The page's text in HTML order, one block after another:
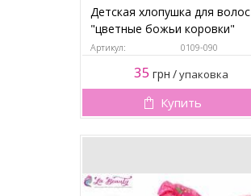
Детская хлопушка для волос
"цветные божьи коровки"
Артикул: 0109-090
35 грн /упаковка
Купить